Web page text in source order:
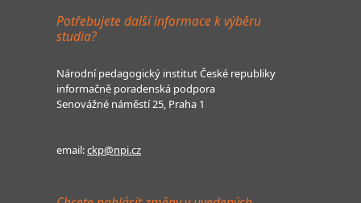
Potřebujete další informace k výběru
studia?
Národní pedagogický institut České republiky
informačně poradenská podpora
Senovážné náměstí 25, Praha 1
email:ckp@npi.cz